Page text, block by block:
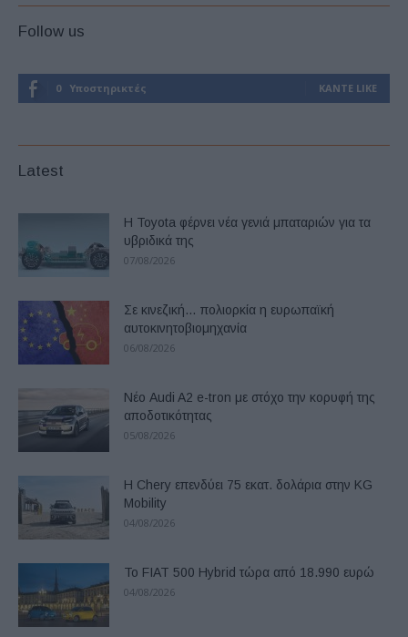
Follow us
0 Υποστηρικτές ΚΆΝΤΕ LIKE
Latest
Η Toyota φέρνει νέα γενιά μπαταριών για τα
υβριδικά της
07/08/2026
Σε κινεζική… πολιορκία η ευρωπαϊκή
αυτοκινητοβιομηχανία
06/08/2026
Νέο Audi A2 e-tron με στόχο την κορυφή της
αποδοτικότητας
05/08/2026
Η Chery επενδύει 75 εκατ. δολάρια στην KG
Mobility
04/08/2026
Το FIAT 500 Hybrid τώρα από 18.990 ευρώ
04/08/2026